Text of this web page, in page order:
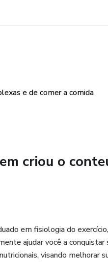
e de comer a comida
criou o
em fisiologia do
ajudar você a
visando melhorar